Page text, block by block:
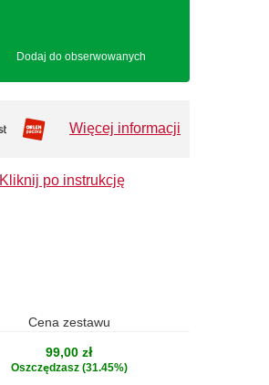
Dodaj do obserwowanych
Więcej informacji
Kliknij po instrukcję
Cena zestawu
99,00 zł
Oszczędzasz (31.45%)